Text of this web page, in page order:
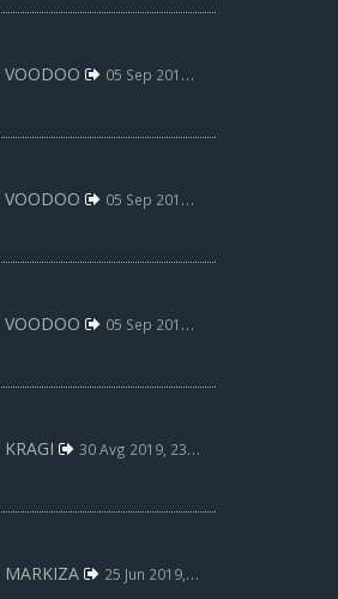
VOODOO 05 Sep 2019, 01:57
VOODOO 05 Sep 2019, 01:45
VOODOO 05 Sep 2019, 00:31
KRAGI 30 Avg 2019, 23:06
MARKIZA 25 Jun 2019, 12:16